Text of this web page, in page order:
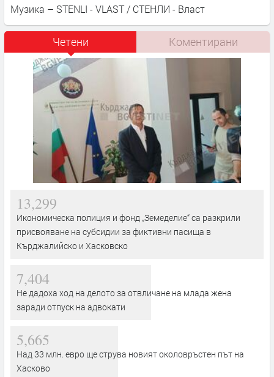
Музика – STENLI - VLAST / СТЕНЛИ - Власт
Четени Коментирани
13,299
Икономическа полиция и фонд „Земеделие“ са разкрили
присвояване на субсидии за фиктивни пасища в
Кърджалийско и Хасковско
7,404
Не дадоха ход на делото за отвличане на млада жена
заради отпуск на адвокати
5,665
Над 33 млн. евро ще струва новият околовръстен път на
Хасково